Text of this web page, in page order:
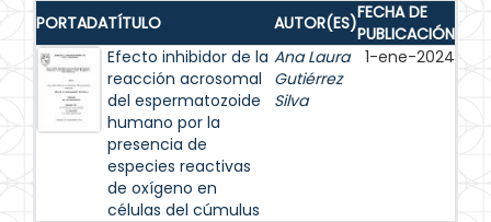
PORTADATÍTULO AUTOR(ES)FECHA DE
PUBLICACIÓN
Efecto inhibidor de la
reacción acrosomal
del espermatozoide
humano por la
presencia de
especies reactivas
de oxígeno en
células del cúmulus
Ana Laura
Gutiérrez
Silva
1-ene-2024